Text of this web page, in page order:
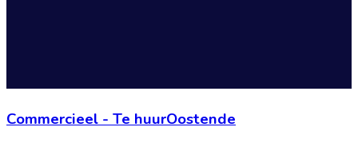
Commercieel - Te huurOostende